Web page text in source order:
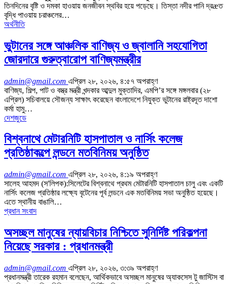
তিনদিনের বৃষ্টি ও দমকা হাওয়ায় জনজীবন স্থবির হয়ে পড়েছে। তিস্তা নদীর পানি দ্রæত
বৃদ্ধি পাওয়ায় চরাঞ্চলের…
অর্থনীতি
ভুটানের সঙ্গে আঞ্চলিক বাণিজ্য ও জ্বালানি সহযোগিতা
জোরদারে গুরুত্বারোপ বাণিজ্যমন্ত্রীর
admin@gmail.com এপ্রিল ২৮, ২০২৬, ৪:৫৭ অপরাহ্ণ
বাণিজ্য, শিল্প, পাট ও বস্ত্র মন্ত্রী খন্দকার আব্দুল মুক্তাদির, এমপি’র সঙ্গে মঙ্গলবার (২৮
এপ্রিল) সচিবালয়ে সৌজন্য সাক্ষাৎ করেছেন বাংলাদেশে নিযুক্ত ভুটানের রাষ্ট্রদূত দাশো
কর্মা হামু…
দেশজুডে
বিশ্বনাথে মেটারনিটি হাসপাতাল ও নার্সিং কলেজ
প্রতিষ্ঠাকল্পে লন্ডনে মতবিনিময় অনুষ্ঠিত
admin@gmail.com এপ্রিল ২৮, ২০২৬, ৪:১৯ অপরাহ্ণ
সালেহ আহমদ (স'লিপক):সিলেটের বিশ্বনাথে প্রথম মেটারনিটি হাসপাতাল চালু এবং একটি
নার্সিং কলেজ প্রতিষ্ঠার লক্ষ্যে বৃটেনের পূর্ব লন্ডনে এক মতবিনিময় সভা অনুষ্ঠিত হয়েছে।
এতে স্থানীয় বাঙালি…
প্রধান সংবাদ
অসচ্ছল মানুষের ন্যায়বিচার নিশ্চিতে সুনির্দিষ্ট পরিকল্পনা
নিয়েছে সরকার : প্রধানমন্ত্রী
admin@gmail.com এপ্রিল ২৮, ২০২৬, ৩:৩৯ অপরাহ্ণ
প্রধানমন্ত্রী তারেক রহমান বলেছেন, আর্থিকভাবে অসচ্ছল মানুষের অ্যাকসেস টু জাস্টিস বা